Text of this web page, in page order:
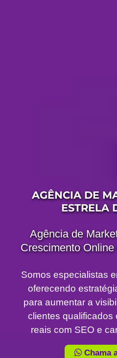
AGÊNCIA DE
ESTRELA
Agência de
Crescimento
Somos especialistas
oferecendo
para aumentar a
clientes qualificados
reais com SEO e
Chama